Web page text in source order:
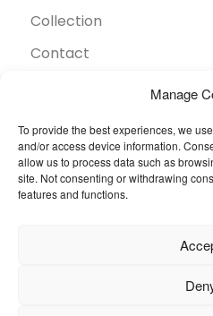
Manage
To provide the best experiences, we
and/or access device information.
allow us to process data such as
site. Not consenting or withdrawing
features and functions.
Collection
Contact
Développement durable
Inspiration
Secteurs
© 2026 Oneflor.